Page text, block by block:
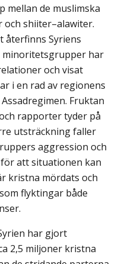
mellan de muslimska
shiiter–alawiter.
återfinns Syriens
har
och visat
i en rad av regionens
Fruktan
rapporter tyder på
utsträckning faller
aggression och
att situationen kan
kristna mördats och
flyktingar både
har gjort
2,5 miljoner kristna